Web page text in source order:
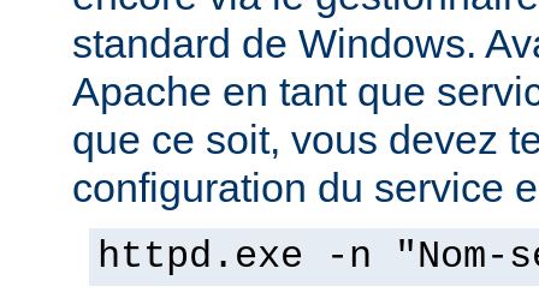
standard de Windows.
Apache en tant que
que ce soit, vous devez
configuration du service
httpd.exe -n